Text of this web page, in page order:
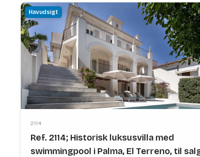
Havudsigt
2114
Ref. 2114; Historisk luksusvilla med
swimmingpool i Palma, El Terreno, til